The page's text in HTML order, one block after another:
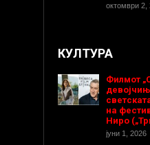
октомври 2,
КУЛТУРА
Филмот
на
Ниро
јуни 1, 2026